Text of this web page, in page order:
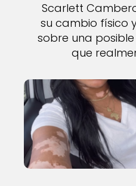
Scarlett
su cambio físico
sobre una
que